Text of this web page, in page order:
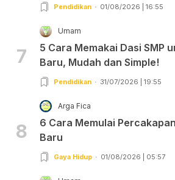
Pendidikan 01/08/2026 | 16:55
7
Umam
5 Cara Memakai Dasi SMP
Baru, Mudah dan Simple!
Pendidikan 31/07/2026 | 19:55
8
Arga Fica
6 Cara Memulai
Baru
Gaya Hidup 01/08/2026 | 05:57